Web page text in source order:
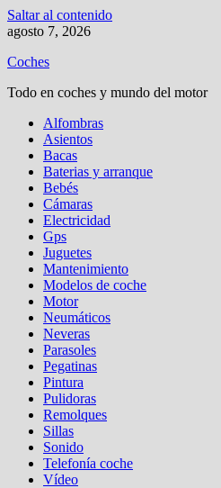
Saltar al contenido
agosto 7, 2026
Coches
Todo en coches y mundo del motor
Alfombras
Asientos
Bacas
Baterias y arranque
Bebés
Cámaras
Electricidad
Gps
Juguetes
Mantenimiento
Modelos de coche
Motor
Neumáticos
Neveras
Parasoles
Pegatinas
Pintura
Pulidoras
Remolques
Sillas
Sonido
Telefonía coche
Vídeo